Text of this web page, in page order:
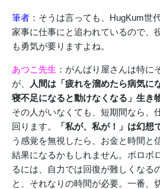
筆者 ：そうは言っても、HugKum世
家事に仕事にと追われているので、
も勇気が要りますよね。
あつこ先生 ：がんばり屋さんは特に
が、
人間は「疲れを溜めたら病気に
寝不足になると動けなくなる」生き
その人がいなくても、短期間なら、
回ります。
「私が、私が！」は幻想
う感覚を無視したら、お金と時間と
結果になるかもしれません。ボロボ
るには、自力では回復が難しくなる
と、それなりの時間が必要。一番、